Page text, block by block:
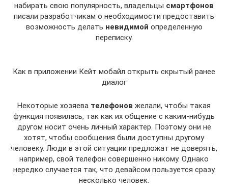
набирать свою популярность, владельцы смартфонов
писали разработчикам о необходимости предоставить
возможность делать невидимой определенную
переписку.
Как в приложении Кейт мобайл открыть скрытый ранее
диалог
Некоторые хозяева телефонов желали, чтобы такая
функция появилась, так как их общение с каким-нибудь
другом носит очень личный характер. Поэтому они не
хотят, чтобы сообщения были доступны другому
человеку. Люди в этой ситуации предложат не доверять,
например, свой телефон совершенно никому. Однако
нередко случается так, что девайсом пользуется сразу
несколько человек.